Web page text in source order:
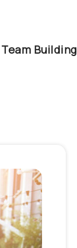
Team Building